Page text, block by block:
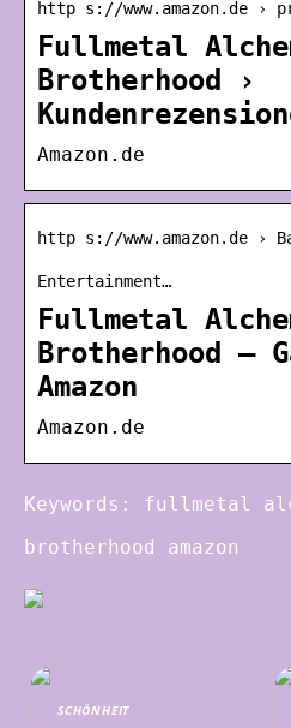
http s://www.amazon.de ›
Fullmetal
Brotherhood ›
Amazon.de
http s://www.amazon.de ›
Entertainment…
Fullmetal
Brotherhood –
Amazon
Amazon.de
Keywords: fullmetal
brotherhood amazon
SCHÖNHEIT